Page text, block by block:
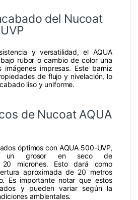
del Nucoat
y versatilidad, el AQUA
rubor o cambio de color una
impresas. Este barniz
de flujo y nivelación, lo
liso y uniforme.
de Nucoat AQUA
óptimos con AQUA 500-UVP,
un grosor en seco de
20 micrones. Esto dará como
aproximada de 20 metros
Es importante notar que estos
y pueden variar según la
ambientales.